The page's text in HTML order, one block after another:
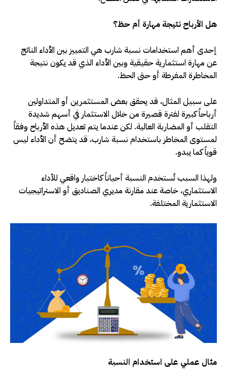
هل الأرباح نتيجة مهارة أم حظ؟
إحدى أهم استخدامات نسبة شارب هي التمييز بين الأداء الناتج
عن مهارة استثمارية حقيقية وبين الأداء الذي قد يكون نتيجة
المخاطرة المفرطة أو حتى الحظ.
على سبيل المثال، قد يحقق بعض المستثمرين أو المتداولين
أرباحاً كبيرة لفترة قصيرة من خلال الاستثمار في أسهم شديدة
التقلب أو المضاربة العالية. لكن عندما يتم تعديل هذه الأرباح وفقاً
لمستوى المخاطر باستخدام نسبة شارب، قد يتضح أن الأداء ليس
قوياً كما يبدو.
ولهذا السبب تُستخدم النسبة أحياناً كاختبار واقعي للأداء
الاستثماري، خاصة عند مقارنة مديري الصناديق أو الاستراتيجيات
الاستثمارية المختلفة.
مثال عملي على استخدام النسبة